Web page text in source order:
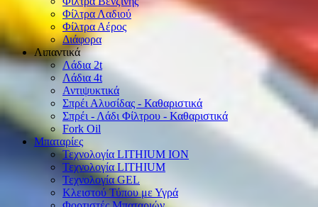
Φίλτρα Λαδιού
Φίλτρα Αέρος
Διάφορα
Λιπαντικά
Λάδια 2t
Λάδια 4t
Αντιψυκτικά
Σπρέι Αλυσίδας - Καθαριστικά
Σπρέι - Λάδι Φίλτρου - Καθαριστικά
Fork Oil
Μπαταρίες
Τεχνολογία LITHIUM ION
Τεχνολογία LITHIUM
Τεχνολογία GEL
Κλειστού Τύπου με Υγρά